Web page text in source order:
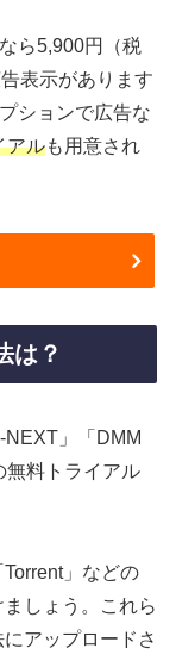
ら5,900円（税
表示があります
ションで広告な
アルも用意され
は？
NEXT」「DMM
無料トライアル
」などの
しょう。これら
アップロードさ